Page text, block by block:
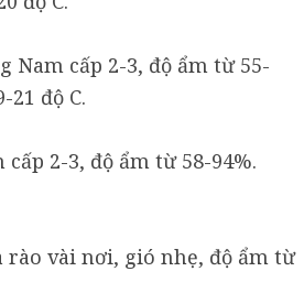
Nam cấp 2-3, độ ẩm từ 55-
độ C.
2-3, độ ẩm từ 58-94%.
rào vài nơi, gió nhẹ, độ ẩm từ